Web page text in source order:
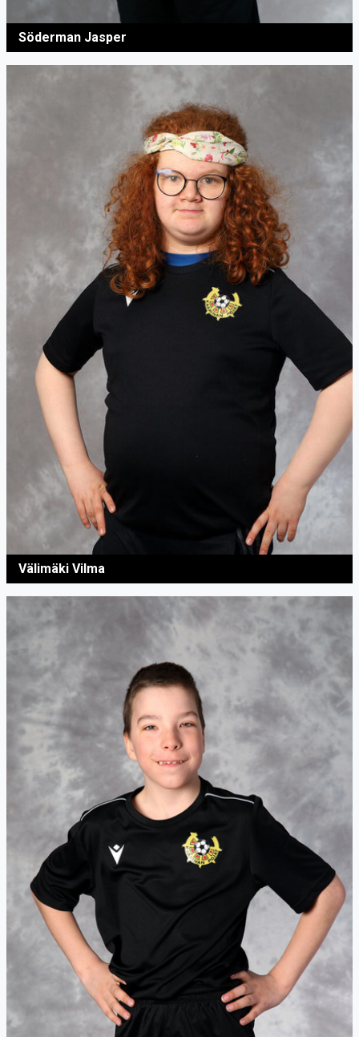
Söderman Jasper
Välimäki Vilma